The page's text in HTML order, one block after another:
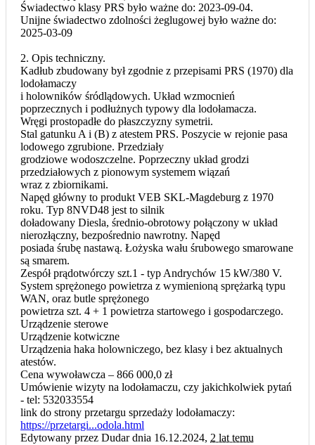
Świadectwo klasy PRS było ważne do: 2023-09-04.
Unijne świadectwo zdolności żeglugowej było ważne do:
2025-03-09
2. Opis techniczny.
Kadłub zbudowany był zgodnie z przepisami PRS (1970) dla
lodołamaczy
i holowników śródlądowych. Układ wzmocnień
poprzecznych i podłużnych typowy dla lodołamacza.
Wręgi prostopadłe do płaszczyzny symetrii.
Stal gatunku A i (B) z atestem PRS. Poszycie w rejonie pasa
lodowego zgrubione. Przedziały
grodziowe wodoszczelne. Poprzeczny układ grodzi
przedziałowych z pionowym systemem wiązań
wraz z zbiornikami.
Napęd główny to produkt VEB SKL-Magdeburg z 1970
roku. Typ 8NVD48 jest to silnik
doładowany Diesla, średnio-obrotowy połączony w układ
nierozłączny, bezpośrednio nawrotny. Napęd
posiada śrubę nastawą. Łożyska wału śrubowego smarowane
są smarem.
Zespół prądotwórczy szt.1 - typ Andrychów 15 kW/380 V.
System sprężonego powietrza z wymienioną sprężarką typu
WAN, oraz butle sprężonego
powietrza szt. 4 + 1 powietrza startowego i gospodarczego.
Urządzenie sterowe
Urządzenie kotwiczne
Urządzenia haka holowniczego, bez klasy i bez aktualnych
atestów.
Cena wywoławcza – 866 000,0 zł
Umówienie wizyty na lodołamaczu, czy jakichkolwiek pytań
- tel: 532033554
link do strony przetargu sprzedaży lodołamaczy:
https://przetargi...odola.html
Edytowany przez Dudar dnia 16.12.2024, 2 lat temu